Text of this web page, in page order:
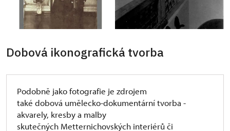
Dobová ikonografická tvorba
Podobně jako fotografie je zdrojem
také dobová umělecko-dokumentární tvorba -
akvarely, kresby a malby
skutečných Metternichovských interiérů či